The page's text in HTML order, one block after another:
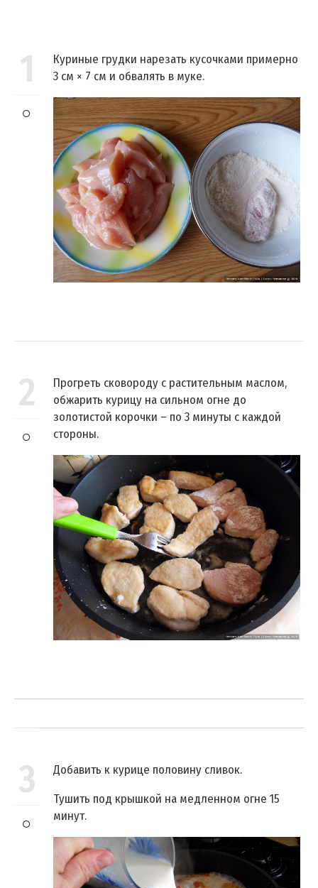
1
Куриные грудки нарезать кусочками примерно
3 см × 7 см и обвалять в муке.
2
Прогреть сковороду с растительным маслом,
обжарить курицу на сильном огне до
золотистой корочки – по 3 минуты с каждой
стороны.
3
Добавить к курице половину сливок.
Тушить под крышкой на медленном огне 15
минут.